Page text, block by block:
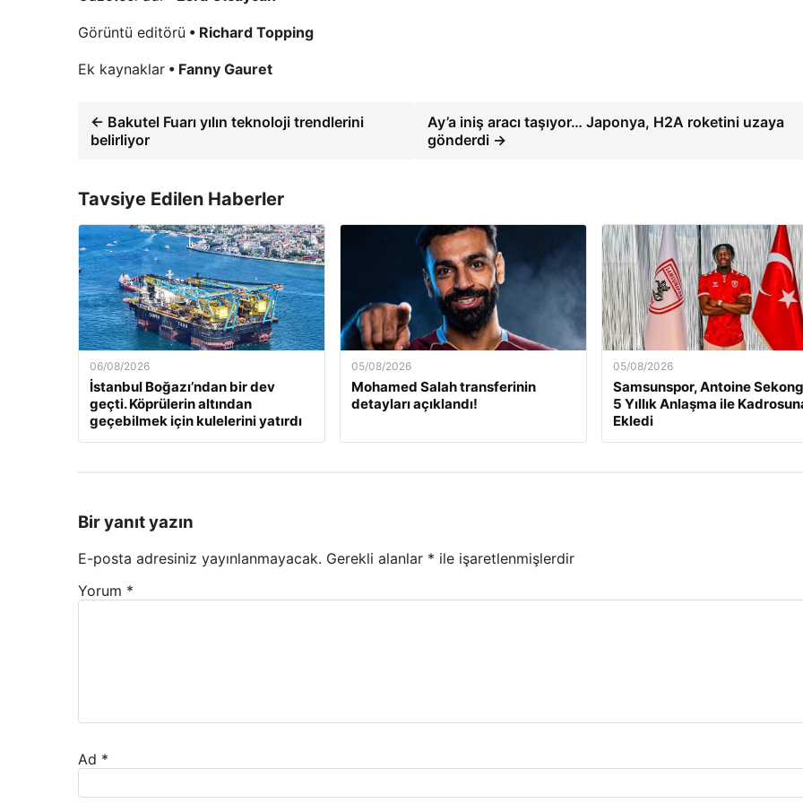
Görüntü editörü • Richard Topping
Ek kaynaklar • Fanny Gauret
← Bakutel Fuarı yılın teknoloji trendlerini
belirliyor
Ay’a iniş aracı taşıyor… Japonya, H2A roketini uzaya
gönderdi →
Tavsiye Edilen Haberler
06/08/2026
İstanbul Boğazı’ndan bir dev
geçti. Köprülerin altından
geçebilmek için kulelerini yatırdı
05/08/2026
Mohamed Salah transferinin
detayları açıklandı!
05/08/2026
Samsunspor, Antoine
5 Yıllık Anlaşma ile
Ekledi
Bir yanıt yazın
E-posta adresiniz yayınlanmayacak. Gerekli alanlar * ile işaretlenmişlerdir
Yorum *
Ad *